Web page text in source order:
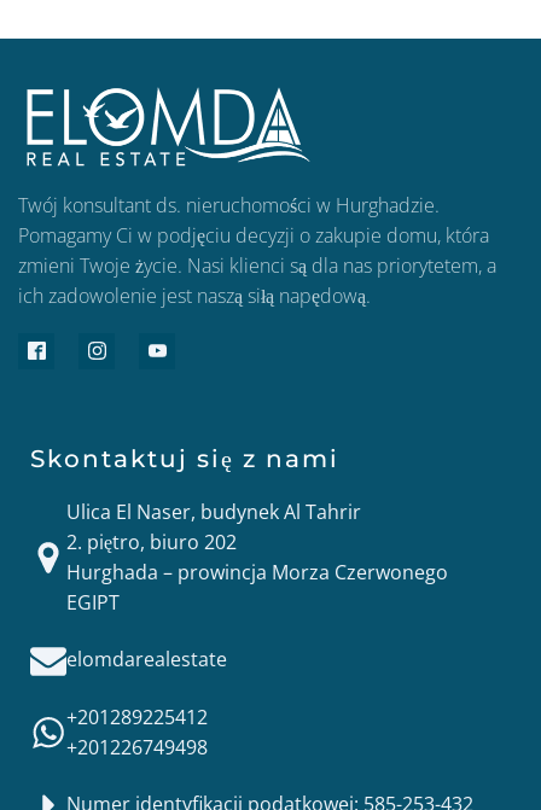
Twój konsultant ds. nieruchomości w Hurghadzie.
Pomagamy Ci w podjęciu decyzji o zakupie domu, która
zmieni Twoje życie. Nasi klienci są dla nas priorytetem, a
ich zadowolenie jest naszą siłą napędową.
Skontaktuj się z nami
Ulica El Naser, budynek Al Tahrir
2. piętro, biuro 202
Hurghada – prowincja Morza Czerwonego
EGIPT
elomdarealestate
+201289225412
+201226749498
Numer identyfikacji podatkowej: 585-253-432